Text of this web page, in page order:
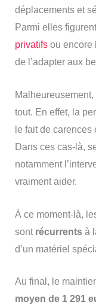
déplacements et
Parmi elles
privatifsou encore
de l’adapter aux
tout. En effet, la
le fait de
Dans ces cas-là,
notamment
vraiment aider.
À ce moment-là,
sont récurrentsà
d’un matériel
Au final, le
moyen de 1 291